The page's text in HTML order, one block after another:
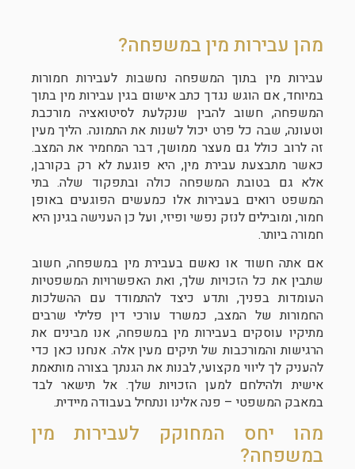
מהן עבירות מין במשפחה?
עבירות מין בתוך המשפחה נחשבות לעבירות חמורות
במיוחד, אם הוגש נגדך כתב אישום בגין עבירות מין בתוך
המשפחה, חשוב להבין שנקלעת לסיטואציה מורכבת
וטעונה, שבה כל פרט יכול לשנות את התמונה. הליך מעין
זה לרוב כולל גם מעצר ממושך, דבר המחמיר את המצב.
כאשר מתבצעת עבירת מין, היא פוגעת לא רק בקורבן,
אלא גם בטובת המשפחה כולה ובתפקוד שלה. בתי
המשפט רואים בעבירות אלו כמעשים הפוגעים באופן
חמור, ומובילים לנזק נפשי ופיזי, ועל כן הענישה בגינן היא
חמורה ביותר.
אם אתה חשוד או נאשם בעבירת מין במשפחה, חשוב
שתבין את כל הזכויות שלך, ואת האפשרויות המשפטיות
העומדות בפניך, ותדע כיצד להתמודד עם ההשלכות
החמורות של המצב, כמשרד עורכי דין פלילי שרבים
מתיקיו עוסקים בעבירות מין במשפחה, אנו מבינים את
הרגישות והמורכבות של תיקים מעין אלה. אנחנו כאן כדי
להעניק לך ליווי מקצועי, לבנות את הגנתך בצורה מותאמת
אישית ולהילחם למען הזכויות שלך. אל תישאר לבד
במאבק המשפטי – פנה אלינו ונתחיל בעבודה מיידית.
מהו יחס המחוקק לעבירות מין
במשפחה?